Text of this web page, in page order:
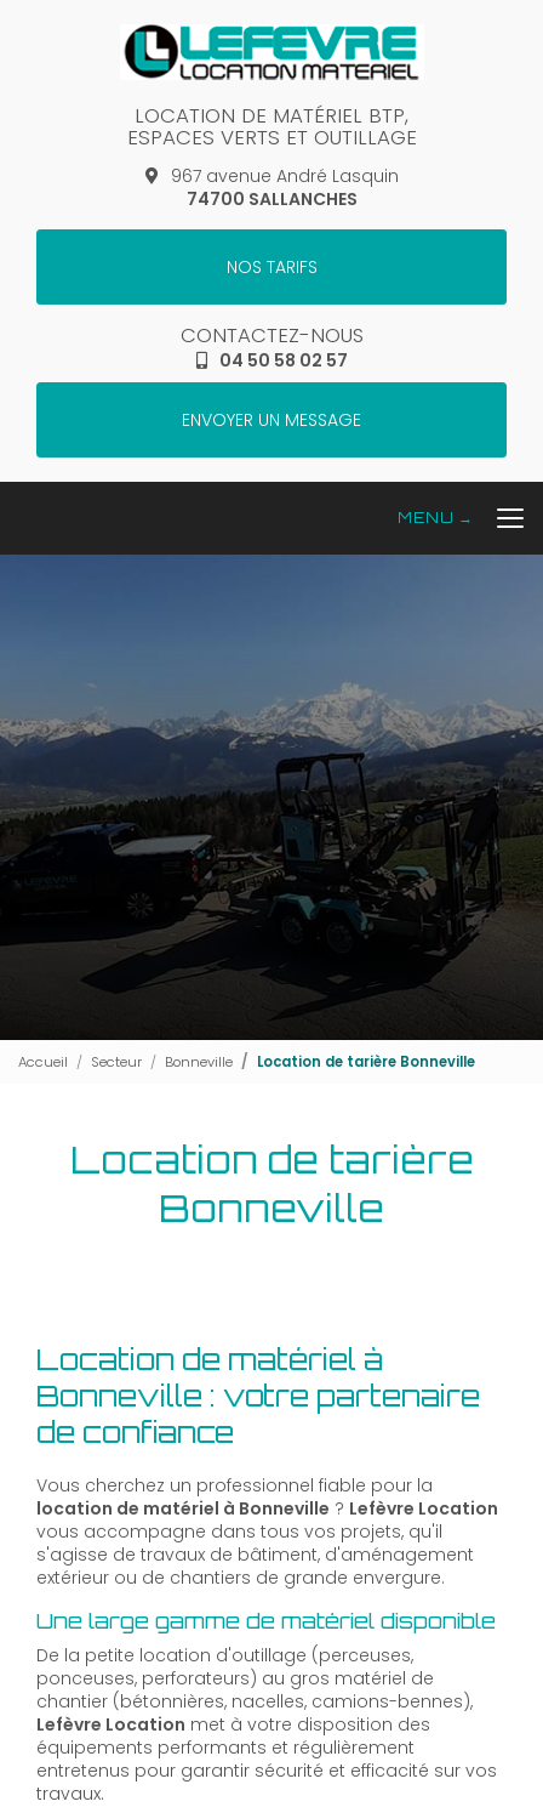
LOCATION DE MATÉRIEL BTP,
ESPACES VERTS ET OUTILLAGE
967 avenue André Lasquin
74700 SALLANCHES
NOS TARIFS
CONTACTEZ-NOUS
04 50 58 02 57
ENVOYER UN MESSAGE
Accueil Secteur Bonneville Location de tarière Bonneville
Location de tarière
Bonneville
Location de matériel à
Bonneville : votre partenaire
de confiance
Vous cherchez un professionnel fiable pour la
location de matériel à Bonneville ? Lefèvre Location
vous accompagne dans tous vos projets, qu'il
s'agisse de travaux de bâtiment, d'aménagement
extérieur ou de chantiers de grande envergure.
Une large gamme de matériel disponible
De la petite location d'outillage (perceuses,
ponceuses, perforateurs) au gros matériel de
chantier (bétonnières, nacelles, camions-bennes),
Lefèvre Location met à votre disposition des
équipements performants et régulièrement
entretenus pour garantir sécurité et efficacité sur vos
travaux.